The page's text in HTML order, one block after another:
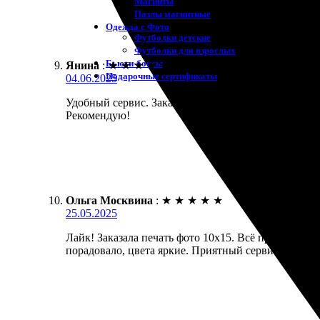
Пазлы магнитные
Одежда с Фото
Футболки детские
Футболки для взрослых
Бьюти-боксы
Подарочные сертификаты
Янина : ★ ★ ★ ★ ★
04.06.2025
Удобный сервис. Заказала печать фото 10х15.
Рекомендую!
Ольга Москвина : ★ ★ ★ ★ ★
25.05.2025
Лайк! Заказала печать фото 10х15. Всё прошло
порадовало, цвета яркие. Приятный сервис,